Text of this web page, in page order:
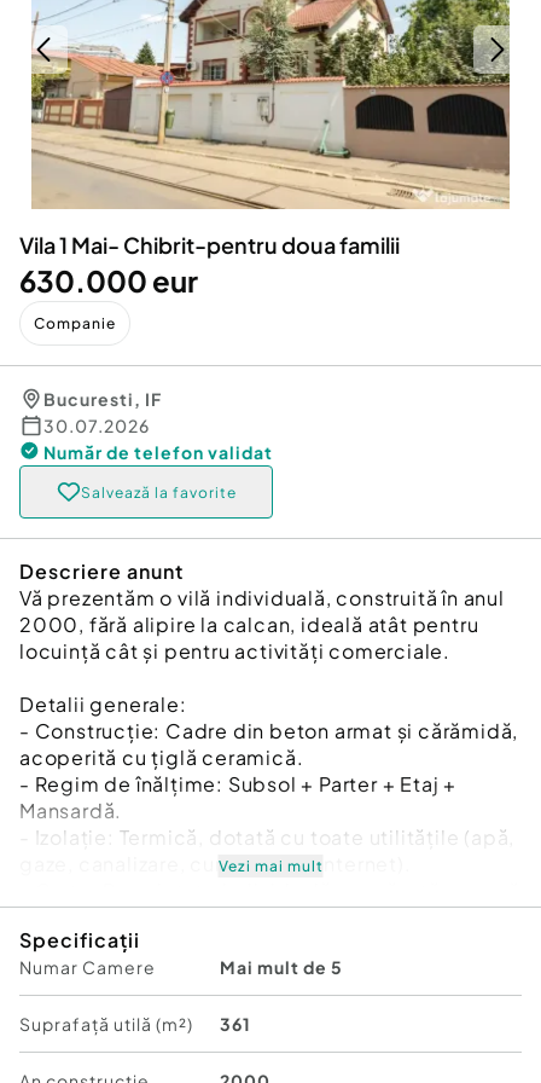
Servicii
Animale de companie
Afaceri și echipamente profesionale
Inchiriere Bunuri si Vehicule
Utilaje agricole si industriale
Piese auto si accesorii
Dacia Duster
Vila 1 Mai- Chibrit-pentru doua familii
630.000 eur
Companie
Bucuresti, IF
30.07.2026
Număr de telefon validat
Salvează la favorite
Descriere anunt
Vă prezentăm o vilă individuală, construită în anul
2000, fără alipire la calcan, ideală atât pentru
locuință cât și pentru activități comerciale.
Detalii generale:
- Construcție: Cadre din beton armat și cărămidă,
acoperită cu țiglă ceramică.
- Regim de înălțime: Subsol + Parter + Etaj +
Mansardă.
- Izolație: Termică, dotată cu toate utilitățile (apă,
gaze, canalizare, curent forță, internet).
Descriere detaliată:
- Subsol:
- Cameră tehnică, spații pentru depozitare, și
zone ventilate și luminate natural.
- Capacitate de parcare pentru 4 autoturisme.
Vezi mai mult
Specificații
Numar Camere Mai mult de 5
Suprafață utilă (m²) 361